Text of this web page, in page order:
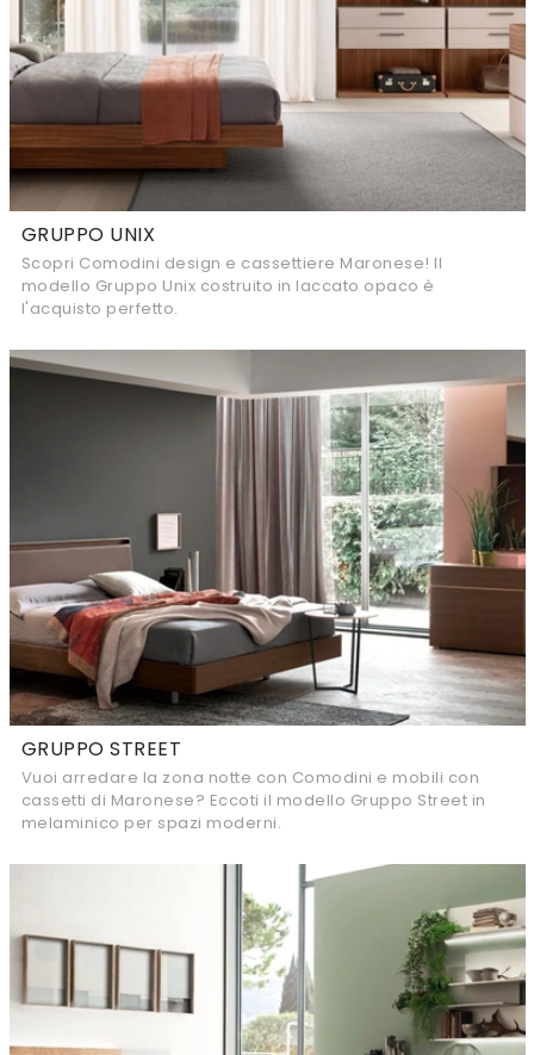
GRUPPO UNIX
Scopri Comodini design e cassettiere Maronese! Il
modello Gruppo Unix costruito in laccato opaco è
l'acquisto perfetto.
GRUPPO STREET
Vuoi arredare la zona notte con Comodini e mobili con
cassetti di Maronese? Eccoti il modello Gruppo Street in
melaminico per spazi moderni.